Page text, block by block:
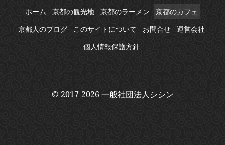
ホーム 京都の観光地 京都のラーメン
京都のカフェ
京都人のブログ
このサイトについて お問合せ
運営会社
個人情報保護方針
© 2017-2026 一般社団法人シシン